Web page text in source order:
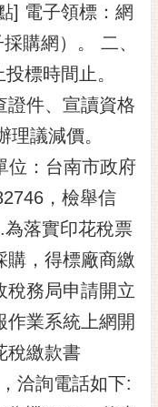
] 電子領標：網
購網）。 二、
標時間止。
證件、宣讀資格
議減價。
位：台南市政府
，檢舉信
落實印花稅票
購，得標廠商繳
稅務局申請開立
作業系統上網開
稅繳款書
洽詢電話如下: